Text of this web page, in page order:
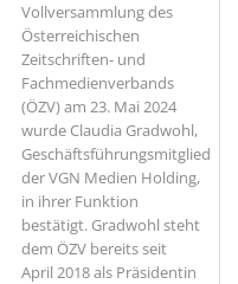
Vollversammlung des
Österreichischen
Zeitschriften- und
Fachmedienverbands
(ÖZV) am 23. Mai 2024
wurde Claudia Gradwohl,
Geschäftsführungsmitglied
der VGN Medien Holding,
in ihrer Funktion
bestätigt. Gradwohl steht
dem ÖZV bereits seit
April 2018 als Präsidentin